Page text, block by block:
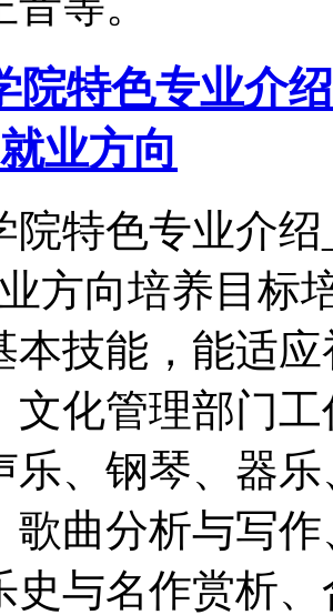
院特色专业介
业方向
院特色专业介
方向培养目标
本技能，能适
文化管理部门
乐、钢琴、器
歌曲分析与写
史与名作赏析